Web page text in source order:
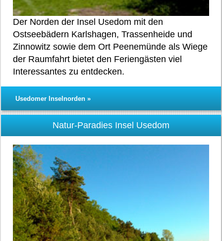
Der Norden der Insel Usedom mit den
Ostseebädern Karlshagen, Trassenheide und
Zinnowitz sowie dem Ort Peenemünde als Wiege
der Raumfahrt bietet den Feriengästen viel
Interessantes zu entdecken.
Usedomer Inselnorden »
Natur-Paradies Insel Usedom